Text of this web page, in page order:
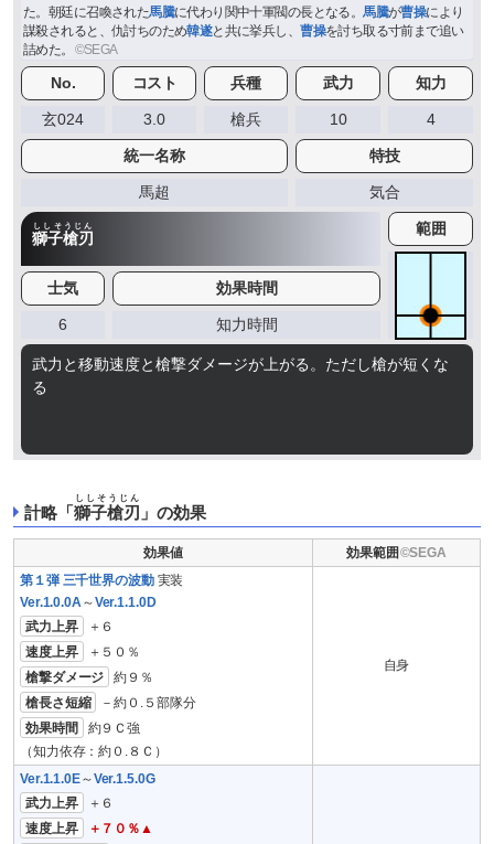
た。朝廷に召喚された馬騰に代わり関中十軍閥の長となる。馬騰が曹操により
謀殺されると、仇討ちのため韓遂と共に挙兵し、曹操を討ち取る寸前まで追い
詰めた。
No. コスト 兵種 武力 知力
玄024 3.0 槍兵 10 4
統一名称 特技
馬超 気合
獅子槍刃
ししそうじん 範囲
士気 効果時間
6 知力時間
武力と移動速度と槍撃ダメージが上がる。ただし槍が短くな
る
計略「 獅子槍刃
ししそうじん
」の効果
効果値
効果範囲
第１弾 三千世界の波動実装
Ver.1.0.0A ～Ver.1.1.0D
武力上昇
＋６
速度上昇
＋５０％
槍撃ダメージ
約９％
槍長さ短縮
－約０.５部隊分
効果時間
約９Ｃ強
（知力依存：約０.８Ｃ）
自身
Ver.1.1.0E～Ver.1.5.0G
武力上昇
＋６
速度上昇
＋７０％▲